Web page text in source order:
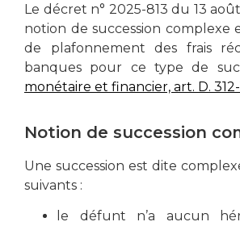
Le décret n° 2025-813 du 13
notion de succession complexe
de plafonnement des frais
banques pour ce type de
monétaire et financier, art. D.
Notion de succession
Une succession est dite
suivants :
le défunt n’a aucun